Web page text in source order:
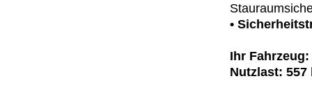
•
Ihr
Nutzlast: 557